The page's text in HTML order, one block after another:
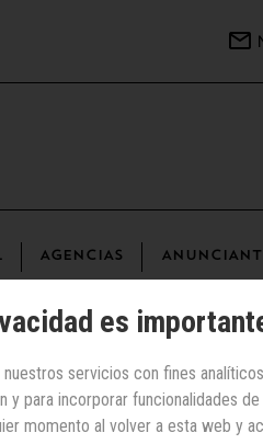
AGENCIAS
| Turismo y viajes
es
servicios con fines
y para incorporar funcionalidades
momento al volver a esta web y